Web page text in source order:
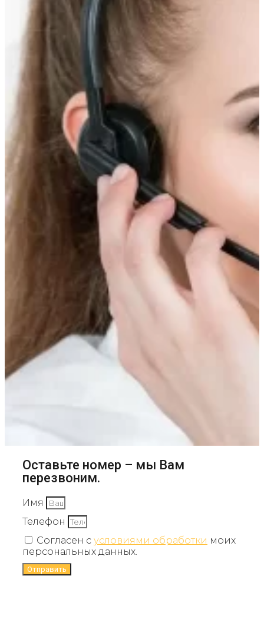
Оставьте номер – мы Вам
перезвоним.
Имя
Телефон
Согласен с условиями обработки моих
персональных данных.
Отправить